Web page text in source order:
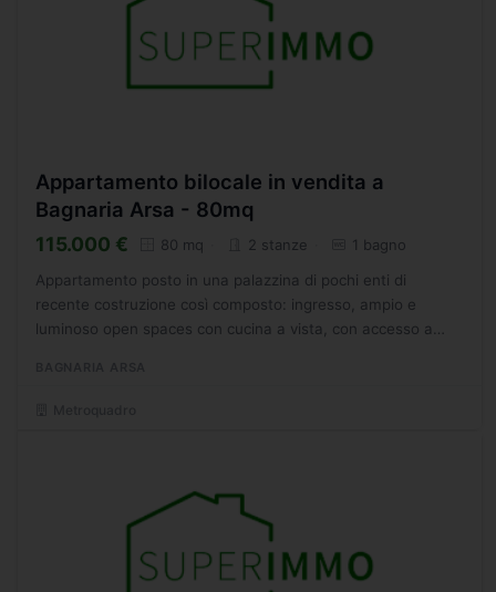
Appartamento bilocale in vendita a
Bagnaria Arsa - 80mq
115.000 € 80 mq 2 stanze 1 bagno
Appartamento posto in una palazzina di pochi enti di
recente costruzione così composto: ingresso, ampio e
luminoso open spaces con cucina a vista, con accesso a